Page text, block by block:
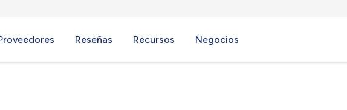
Reseñas Recursos Negocios